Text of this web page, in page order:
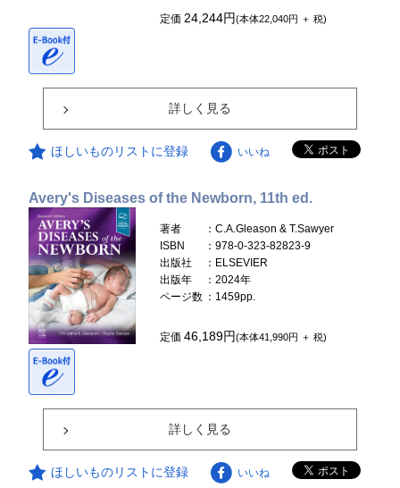
定価24,244円(本体22,040円 ＋ 税)
詳しく見る
ほしいものリストに登録 いいね
Avery's Diseases of the Newborn, 11th ed.
著者
：C.A.Gleason & T.Sawyer
ISBN
：978-0-323-82823-9
出版社
：ELSEVIER
出版年
：2024年
ページ数 ：1459pp.
定価46,189円(本体41,990円 ＋ 税)
詳しく見る
ほしいものリストに登録 いいね